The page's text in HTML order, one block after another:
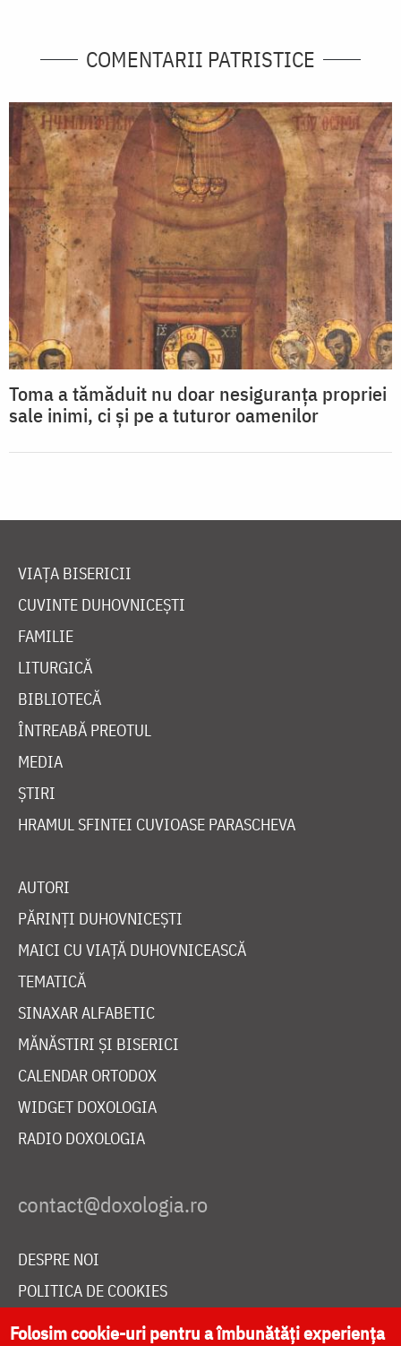
COMENTARII PATRISTICE
Toma a tămăduit nu doar nesiguranța propriei
sale inimi, ci și pe a tuturor oamenilor
VIAȚA BISERICII
CUVINTE DUHOVNICEȘTI
FAMILIE
LITURGICĂ
BIBLIOTECĂ
ÎNTREABĂ PREOTUL
MEDIA
ȘTIRI
HRAMUL SFINTEI CUVIOASE PARASCHEVA
AUTORI
PĂRINȚI DUHOVNICEȘTI
MAICI CU VIAȚĂ DUHOVNICEASCĂ
TEMATICĂ
SINAXAR ALFABETIC
MĂNĂSTIRI ȘI BISERICI
CALENDAR ORTODOX
WIDGET DOXOLOGIA
RADIO DOXOLOGIA
DESPRE NOI
POLITICA DE COOKIES
DONEAZĂ ONLINE PENTRU CATEDRALA NAȚIONALĂ
Folosim cookie-uri pentru a îmbunătăți experiența